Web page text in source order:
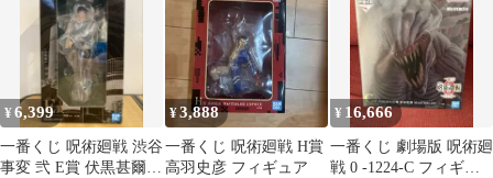
¥6,399
一番くじ 呪術廻戦 渋谷
事変 弐 E賞 伏黒甚爾
¥3,888
一番くじ 呪術廻戦 H賞
高羽史彦 フィギュア
¥ 16,666
一番くじ 劇場版 呪術廻
戦 0 -1224-C フィギュ